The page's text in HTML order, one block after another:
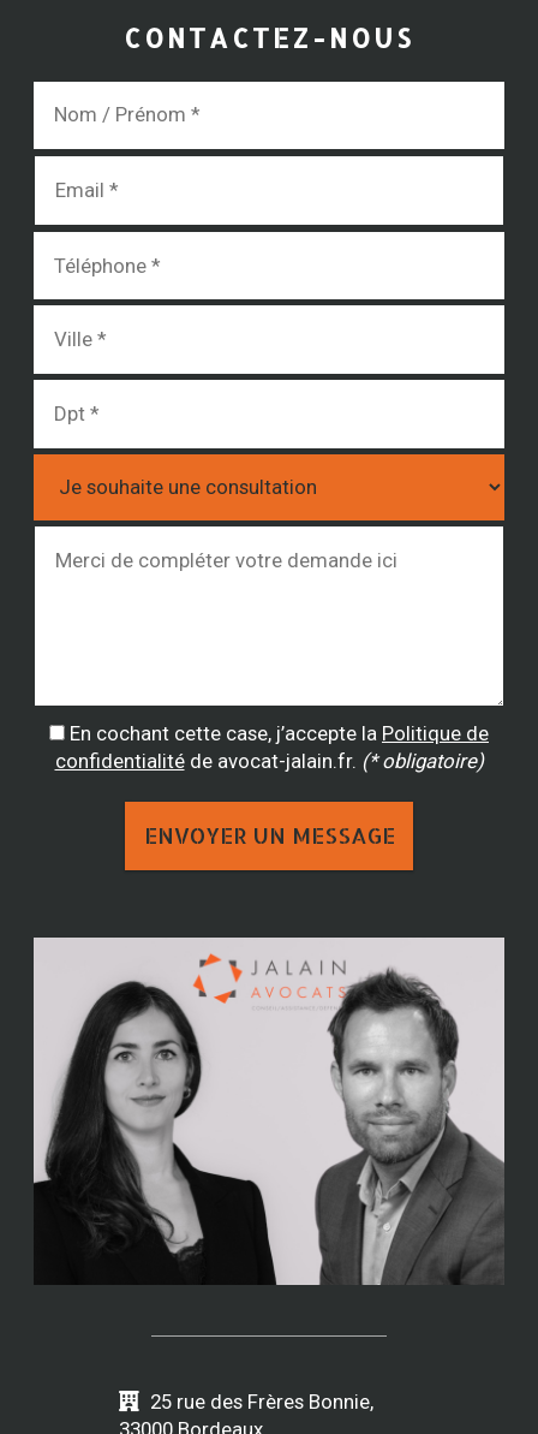
CONTACTEZ-NOUS
En cochant cette case, j’accepte la Politique de
confidentialitéde avocat-jalain.fr. (* obligatoire)
25 rue des Frères Bonnie,